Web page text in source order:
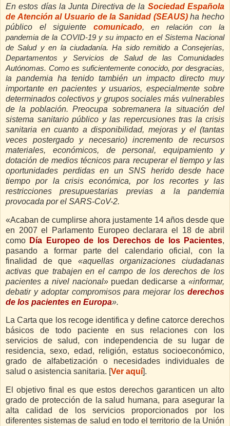
En estos días la Junta Directiva de la Sociedad Española
de Atención al Usuario de la Sanidad (SEAUS)ha hecho
público el siguiente comunicado, en relación con la
pandemia de la COVID-19 y su impacto en el Sistema Nacional
de Salud y en la ciudadanía. Ha sido remitido a Consejerías,
Departamentos y Servicios de Salud de las Comunidades
Autónomas. Como es suficientemente conocido, por desgracias,
la pandemia ha tenido también un impacto directo muy
importante en pacientes y usuarios, especialmente sobre
determinados colectivos y grupos sociales más vulnerables
de la población. Preocupa sobremanera la situación del
sistema sanitario público y las repercusiones tras la crisis
sanitaria en cuanto a disponibilidad, mejoras y el (tantas
veces postergado y necesario) incremento de recursos
materiales, económicos, de personal, equipamiento y
dotación de medios técnicos para recuperar el tiempo y las
oportunidades perdidas en un SNS herido desde hace
tiempo por la crisis económica, por los recortes y las
restricciones presupuestarias previas a la pandemia
provocada por el SARS-CoV-2.
«Acaban de cumplirse ahora justamente 14 años desde que
en 2007 el Parlamento Europeo declarara el 18 de abril
como Día Europeo de los Derechos de los Pacientes,
pasando a formar parte del calendario oficial, con la
finalidad de que «aquellas organizaciones ciudadanas
activas que trabajen en el campo de los derechos de los
pacientes a nivel nacional»puedan dedicarse a«informar,
debatir y adoptar compromisos para mejorar los derechos
de los pacientes en Europa».
La Carta que los recoge identifica y define catorce derechos
básicos de todo paciente en sus relaciones con los
servicios de salud, con independencia de su lugar de
residencia, sexo, edad, religión, estatus socioeconómico,
grado de alfabetización o necesidades individuales de
salud o asistencia sanitaria. [ Ver aquí ].
El objetivo final es que estos derechos garanticen un alto
grado de protección de la salud humana, para asegurar la
alta calidad de los servicios proporcionados por los
diferentes sistemas de salud en todo el territorio de la Unión